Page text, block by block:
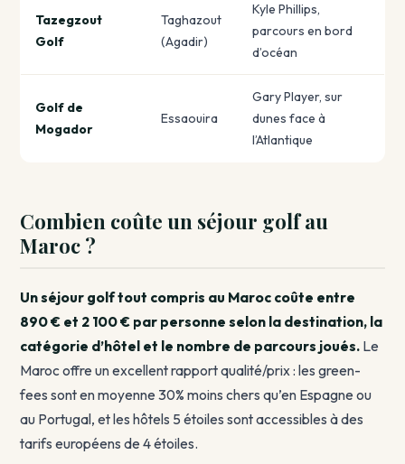
Tazegzout
Golf
Taghazout
(Agadir)
Kyle Phillips,
parcours en bord
d’océan
Golf de
Mogador
Essaouira
Gary Player, sur
dunes face à
l’Atlantique
Combien coûte un séjour golf au
Maroc ?
Un séjour golf tout compris au Maroc coûte entre
890 € et 2 100 € par personne selon la destination, la
catégorie d’hôtel et le nombre de parcours joués. Le
Maroc offre un excellent rapport qualité/prix : les green-
fees sont en moyenne 30% moins chers qu’en Espagne ou
au Portugal, et les hôtels 5 étoiles sont accessibles à des
tarifs européens de 4 étoiles.